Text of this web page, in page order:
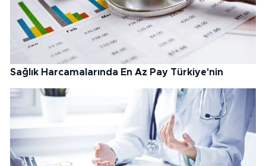
Sağlık Harcamalarında En Az Pay Türkiye'nin